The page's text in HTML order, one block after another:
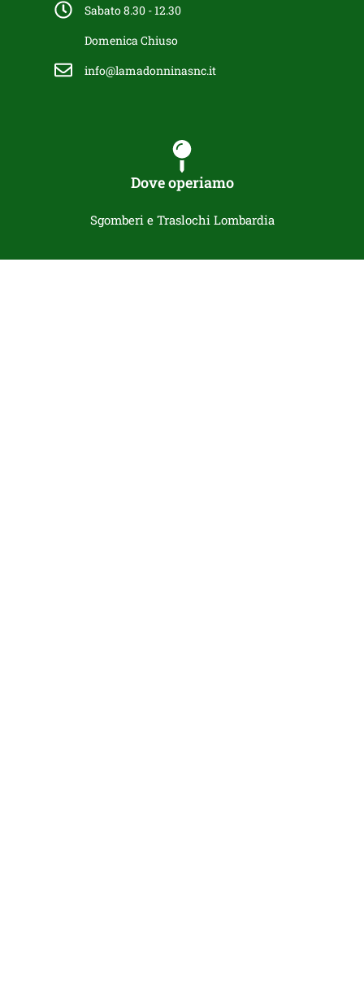
Sabato 8.30 - 12.30
Domenica Chiuso
info@lamadonninasnc.it
Dove operiamo
Sgomberi e Traslochi Lombardia